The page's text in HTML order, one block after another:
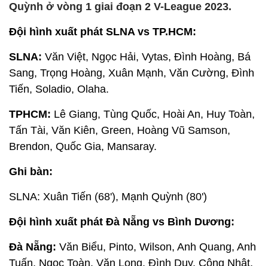
Quỳnh ở vòng 1 giai đoạn 2 V-League 2023.
Đội hình xuất phát SLNA vs TP.HCM:
SLNA: Văn Việt, Ngọc Hải, Vytas, Đình Hoàng, Bá
Sang, Trọng Hoàng, Xuân Mạnh, Văn Cường, Đình
Tiến, Soladio, Olaha.
TPHCM: Lê Giang, Tùng Quốc, Hoài An, Huy Toàn,
Tấn Tài, Văn Kiên, Green, Hoàng Vũ Samson,
Brendon, Quốc Gia, Mansaray.
Ghi bàn:
SLNA: Xuân Tiến (68'), Mạnh Quỳnh (80')
Đội hình xuất phát Đà Nẵng vs Bình Dương:
Đà Nẵng: Văn Biểu, Pinto, Wilson, Anh Quang, Anh
Tuấn, Ngọc Toàn, Văn Long, Đình Duy, Công Nhật,